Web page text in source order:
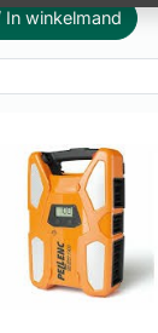
In winkelmand